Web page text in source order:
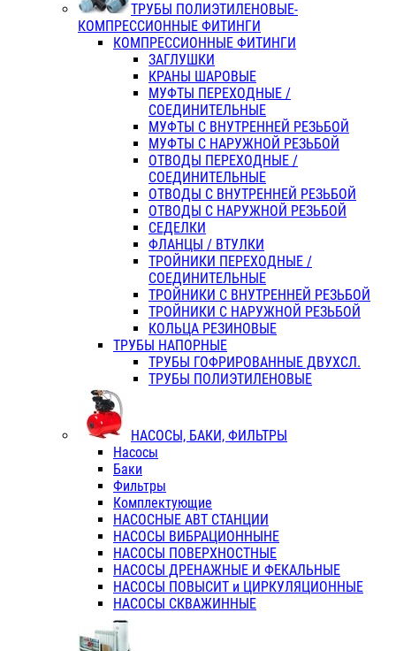
ТРУБЫ ПОЛИЭТИЛЕНОВЫЕ-
КОМПРЕССИОННЫЕ ФИТИНГИ
КОМПРЕССИОННЫЕ ФИТИНГИ
ЗАГЛУШКИ
КРАНЫ ШАРОВЫЕ
МУФТЫ ПЕРЕХОДНЫЕ /
СОЕДИНИТЕЛЬНЫЕ
МУФТЫ С ВНУТРЕННЕЙ РЕЗЬБОЙ
МУФТЫ С НАРУЖНОЙ РЕЗЬБОЙ
ОТВОДЫ ПЕРЕХОДНЫЕ /
СОЕДИНИТЕЛЬНЫЕ
ОТВОДЫ С ВНУТРЕННЕЙ РЕЗЬБОЙ
ОТВОДЫ С НАРУЖНОЙ РЕЗЬБОЙ
СЕДЕЛКИ
ФЛАНЦЫ / ВТУЛКИ
ТРОЙНИКИ ПЕРЕХОДНЫЕ /
СОЕДИНИТЕЛЬНЫЕ
ТРОЙНИКИ С ВНУТРЕННЕЙ РЕЗЬБОЙ
ТРОЙНИКИ С НАРУЖНОЙ РЕЗЬБОЙ
КОЛЬЦА РЕЗИНОВЫЕ
ТРУБЫ НАПОРНЫЕ
ТРУБЫ ГОФРИРОВАННЫЕ ДВУХСЛ.
ТРУБЫ ПОЛИЭТИЛЕНОВЫЕ
НАСОСЫ, БАКИ, ФИЛЬТРЫ
Насосы
Баки
Фильтры
Комплектующие
НАСОСНЫЕ АВТ СТАНЦИИ
НАСОСЫ ВИБРАЦИОННЫНЕ
НАСОСЫ ПОВЕРХНОСТНЫЕ
НАСОСЫ ДРЕНАЖНЫЕ И ФЕКАЛЬНЫЕ
НАСОСЫ ПОВЫСИТ и ЦИРКУЛЯЦИОННЫЕ
НАСОСЫ СКВАЖИННЫЕ